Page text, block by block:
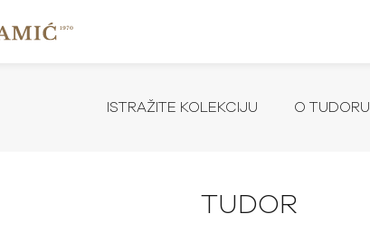
ISTRAŽITE KOLEKCIJU O TUDORU
TUDOR